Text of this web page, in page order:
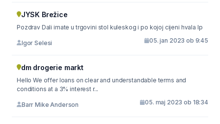
JYSK Brežice
Pozdrav Dali imate u trgovini stol kuleskog i po kojoj cijeni hvala lp
Igor Selesi 05. jan 2023 ob 9:45
dm drogerie markt
Hello We offer loans on clear and understandable terms and
conditions at a 3% interest r...
Barr Mike Anderson 05. maj 2023 ob 18:34